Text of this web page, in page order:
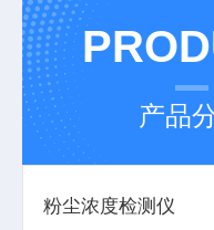
产品
粉尘浓度检测仪